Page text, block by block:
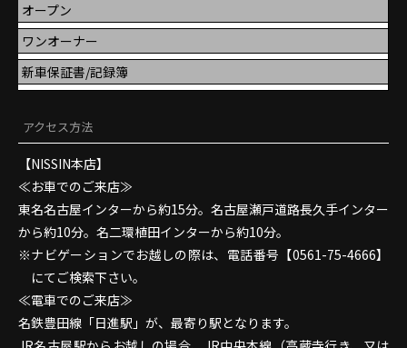
オープン
ワンオーナー
新車保証書/記録簿
アクセス方法
【NISSIN本店】
≪お車でのご来店≫
東名名古屋インターから約15分。名古屋瀬戸道路長久手インター
から約10分。名二環植田インターから約10分。
ナビゲーションでお越しの際は、電話番号【0561-75-4666】
にてご検索下さい。
≪電車でのご来店≫
名鉄豊田線「日進駅」が、最寄り駅となります。